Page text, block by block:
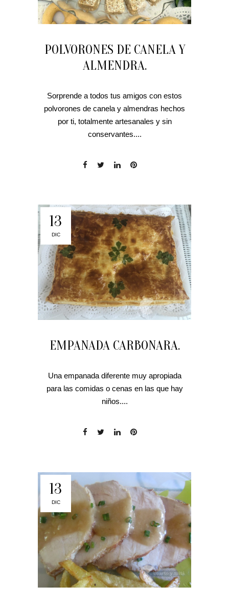
POLVORONES DE CANELA Y
ALMENDRA.
Sorprende a todos tus amigos con estos
polvorones de canela y almendras hechos
por ti, totalmente artesanales y sin
conservantes....
13
DIC
EMPANADA CARBONARA.
Una empanada diferente muy apropiada
para las comidas o cenas en las que hay
niños....
13
DIC